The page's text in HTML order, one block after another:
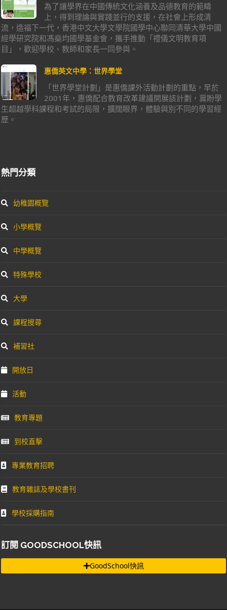
為了讓學界在中國傳統文化涵養及品德教育的範疇
上，得到理論與實踐並行的支援，在社會上形成清
流，造福下一代，香港中文大學文學院國學中心聯同清華大學中國
經學研究院和馮燊均國學基金會，攜手推動「禮儀文明教育項
目」，歡迎學校、教師和家長一同參與。
惠僑英文中學：世界學堂
「世界學堂計劃」是惠僑課外活動計劃的重點，早於
2001年，惠僑配合教育改革建議開展該計劃，冀盼學
生超越學科課程和考試的局限，擴闊眼界，體驗與別不同的學習經
歷。
熱門分類
幼稚園概覽
小學概覽
中學概覽
特殊學校
大學
課程搜尋
補習社
開放日
活動
教育專題
到校直擊
專業教育招聘
教育雜誌及學校書刊
學校採購指南
訂閱 GOODSCHOOL快訊
GoodSchool快訊